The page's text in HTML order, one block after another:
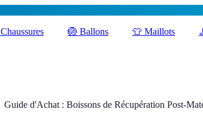
Chaussures 🏐 Ballons 👕 Maillots
Guide d'Achat : Boissons de Récupération Post-